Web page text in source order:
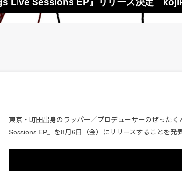
Live Sessions EP』リリース決定
東京・町田出身のラッパー／プロデューサーのぜったく
Sessions EP』を8月6日（金）にリリースすることを発